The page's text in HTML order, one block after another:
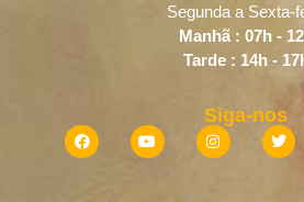
Segunda a Sexta-
Manhã : 07h -
Tarde : 14h -
Siga-nos